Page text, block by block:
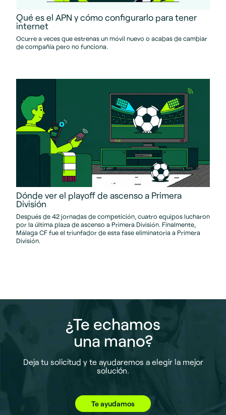
Qué es el APN y cómo configurarlo para tener
internet
Ocurre a veces que estrenas un móvil nuevo o acabas de cambiar
de compañía pero no funciona.
Dónde ver el playoff de ascenso a Primera
División
Después de 42 jornadas de competición, cuatro equipos lucharon
por la última plaza de ascenso a Primera División. Finalmente,
Málaga CF fue el triunfador de esta fase eliminatoria a Primera
División.
¿Te echamos
una mano?
Deja tu solicitud y te ayudaremos a elegir la mejor
solución.
Te ayudamos